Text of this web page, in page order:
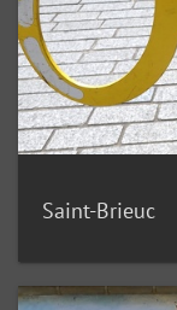
Saint-Brieuc